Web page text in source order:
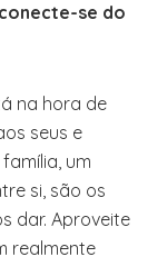
se do
na hora de
seus e
um
si, são os
dar. Aproveite
realmente